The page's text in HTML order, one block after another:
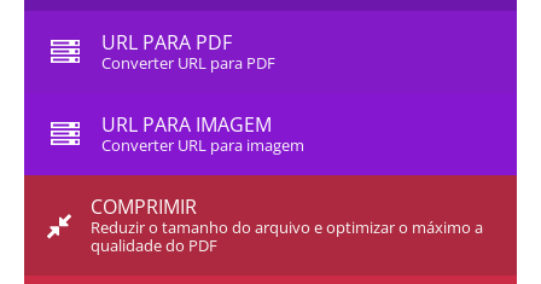
URL PARA PDF
Converter URL para PDF
URL PARA IMAGEM
Converter URL para imagem
COMPRIMIR
Reduzir o tamanho do arquivo e optimizar o máximo a
qualidade do PDF